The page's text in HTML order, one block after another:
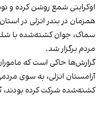
اوکراینی شمع روشن کرده و
همزمان در بندر انزلی در
سماک،‌ جوان کشته‌شده با
مردم برگزار شد.
گزارش‌ها حاکی است که
آرامستان انزلی، به سوی
کشته‌شده شرکت کرده بودند،